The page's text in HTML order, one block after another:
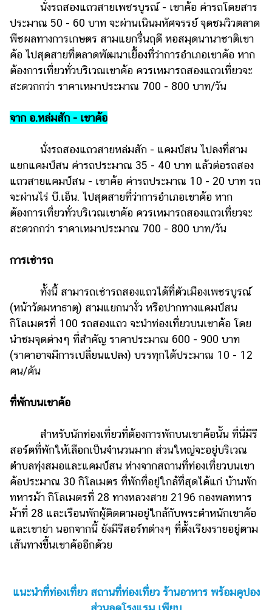
นั่งรถสองแถวสายเพชรบูรณ์ - เขาค้อ ค่ารถโดยสาร
ประมาณ 50 - 60 บาท จะผ่านเนินมหัศจรรย์ จุดชมวิวตลาด
พืชผลทางการเกษตร สามแยกรื่นฤดี หอสมุดนานาชาติเขา
ค้อ ไปสุดสายที่ตลาดพัฒนาเยื้องที่ว่าการอำเภอเขาค้อ หาก
ต้องการเที่ยวทั่วบริเวณเขาค้อ ควรเหมารถสองแถวเที่ยวจะ
สะดวกกว่า ราคาเหมาประมาณ 700 - 800 บาท/วัน
จาก อ.หล่มสัก - เขาค้อ
นั่งรถสองแถวสายหล่มสัก - แคมป์สน ไปลงที่สาม
แยกแคมป์สน ค่ารถประมาณ 35 - 40 บาท แล้วต่อรถสอง
แถวสายแคมป์สน - เขาค้อ ค่ารถประมาณ 10 - 20 บาท รถ
จะผ่านไร่ บี.เอ็น. ไปสุดสายที่ว่าการอำเภอเขาค้อ หาก
ต้องการเที่ยวทั่วบริเวณเขาค้อ ควรเหมารถสองแถวเที่ยวจะ
สะดวกกว่า ราคาเหมาประมาณ 700 - 800 บาท/วัน
การเช่ารถ
ทั้งนี้ สามารถเช่ารถสองแถวได้ที่ตัวเมืองเพชรบูรณ์
(หน้าวัดมหาธาตุ) สามแยกนางั่ว หรือปากทางแคมป์สน
กิโลเมตรที่ 100 รถสองแถว จะนำท่องเที่ยวบนเขาค้อ โดย
นำชมจุดต่างๆ ที่สำคัญ ราคาประมาณ 600 - 900 บาท
(ราคาอาจมีการเปลี่ยนแปลง) บรรทุกได้ประมาณ 10 - 12
คน/คัน
ที่พักบนเขาค้อ
สำหรับนักท่องเที่ยวที่ต้องการพักบนเขาค้อนั้น ที่นี่มีรี
สอร์ตที่พักให้เลือกเป็นจำนวนมาก ส่วนใหญ่จะอยู่บริเวณ
ตำบลทุ่งสมอและแคมป์สน ห่างจากสถานที่ท่องเที่ยวบนเขา
ค้อประมาณ 30 กิโลเมตร ที่พักที่อยู่ใกล้ที่สุดได้แก่ บ้านพัก
ทหารม้า กิโลเมตรที่ 28 ทางหลวงสาย 2196 กองพลทหาร
ม้าที่ 28 และเรือนพักผู้ติดตามอยู่ใกล้กับพระตำหนักเขาค้อ
และเขาย่า นอกจากนี้ ยังมีรีสอร์ทต่างๆ ที่ตั้งเรียงรายอยู่ตาม
เส้นทางขึ้นเขาค้ออีกด้วย
แนะนำที่ท่องเที่ยว สถานที่ท่องเที่ยว ร้านอาหาร พร้อมคูปอง